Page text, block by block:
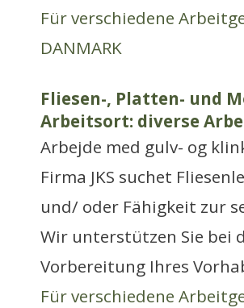
Für verschiedene
DANMARK
Fliesen-, Platten- und
Arbeitsort: diverse
Arbejde med gulv- og
Firma JKS suchet
und/ oder Fähigkeit zur
Wir unterstützen Sie bei
Vorbereitung Ihres
Für verschiedene